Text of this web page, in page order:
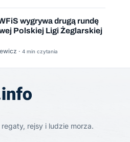
wygrywa drugą rundę
Polskiej Ligi Żeglarskiej
· 4 min czytania
rejsy i ludzie morza.